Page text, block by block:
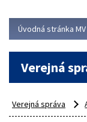
Úvodná stránka MV
Verejná
Verejná správa